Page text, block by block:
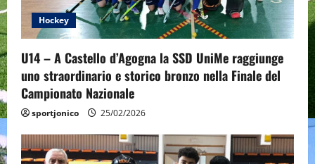
i
o
n
Hockey
U14 – A Castello d’Agogna la SSD UniMe raggiunge
uno straordinario e storico bronzo nella Finale del
Campionato Nazionale
sportjonico 25/02/2026